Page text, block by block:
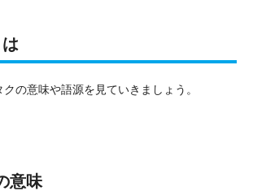
の意味や語源を見ていきましょう。
意味